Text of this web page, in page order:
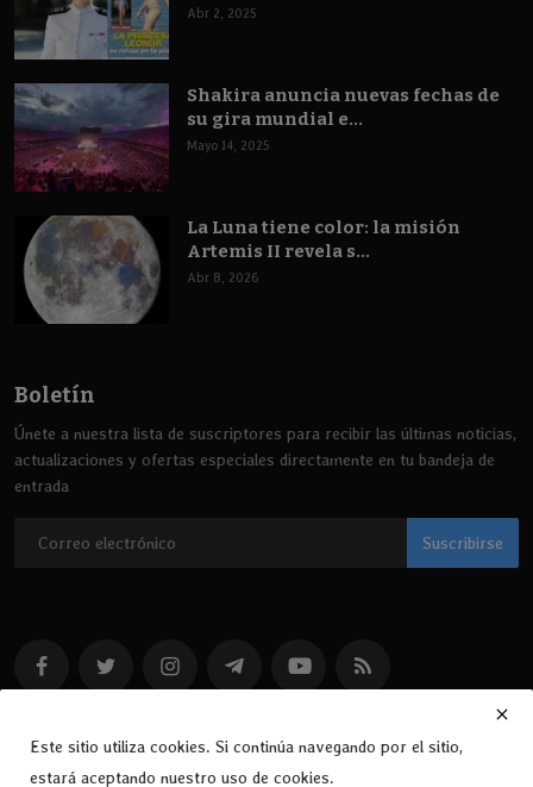
Abr 2, 2025
Shakira anuncia nuevas fechas de
su gira mundial e...
Mayo 14, 2025
La Luna tiene color: la misión
Artemis II revela s...
Abr 8, 2026
Boletín
Únete a nuestra lista de suscriptores para recibir las últimas noticias,
actualizaciones y ofertas especiales directamente en tu bandeja de
entrada
Suscribirse
Este sitio utiliza cookies. Si continúa navegando por el sitio,
estará aceptando nuestro uso de cookies.